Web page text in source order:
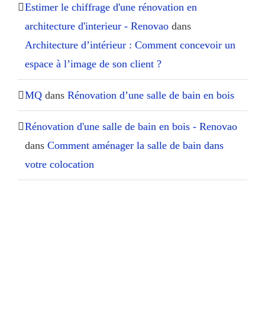
Estimer le chiffrage d'une rénovation en
architecture d'interieur - Renovao dans
Architecture d’intérieur : Comment concevoir un
espace à l’image de son client ?
MQ dans Rénovation d’une salle de bain en bois
Rénovation d'une salle de bain en bois - Renovao
dans Comment aménager la salle de bain dans
votre colocation